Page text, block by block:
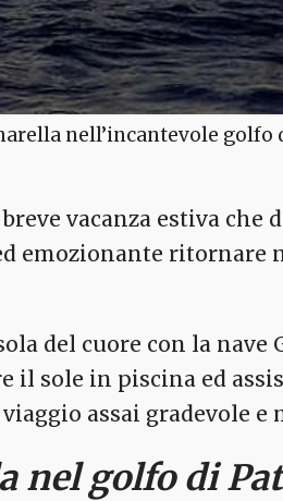
nell’incantevole golfo
vacanza estiva che
emozionante ritornare
del cuore con la nave
il sole in piscina ed
assai gradevole e
nel golfo di